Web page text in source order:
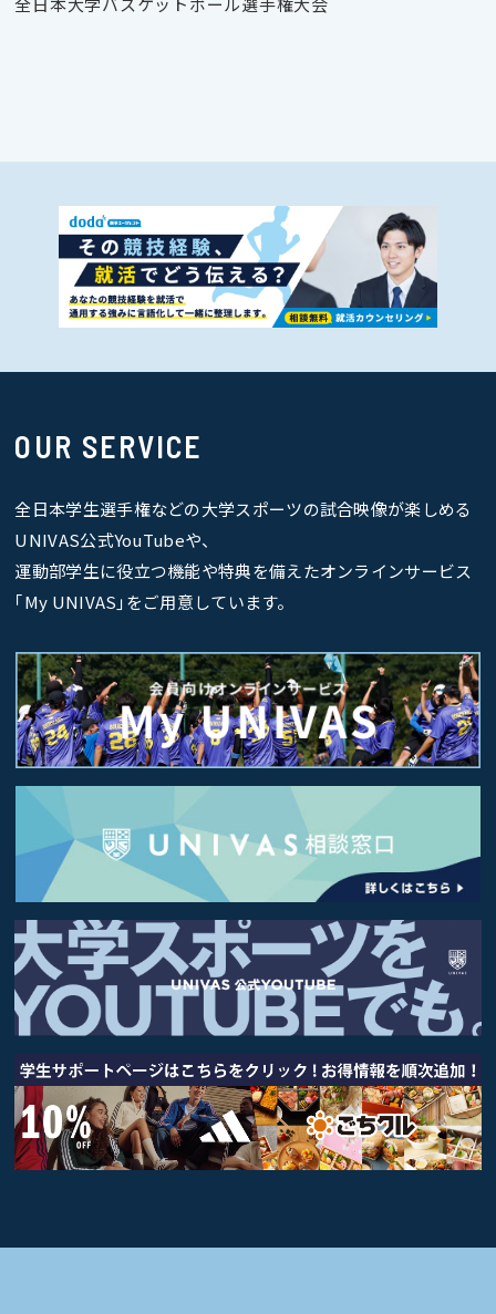
OUR SERVICE
全日本学生選手権などの大学スポーツの試合映像が楽しめる
UNIVAS公式YouTubeや、
運動部学生に役立つ機能や特典を備えたオンラインサービス
｢My UNIVAS｣をご用意しています。